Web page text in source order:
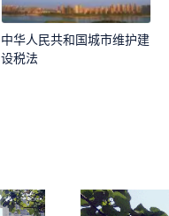
中华人民共和国城市维护建
设税法